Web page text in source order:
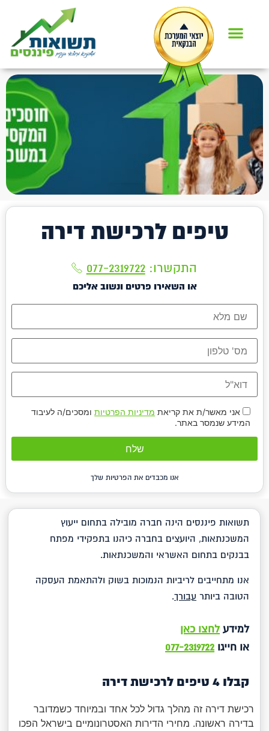
טיפים לרכישת דירה
התקשרו:077-2319722
או השאירו פרטים ונשוב אליכם
אני מאשר/ת את קריאת מדיניות הפרטיותומסכים/ה לעיבוד
המידע שנמסר באתר.
אנו מכבדים את הפרטיות שלך
תשואות פיננסים הינה חברה מובילה בתחום ייעוץ
המשכנתאות, היועצים בחברה כיהנו בתפקידי מפתח
בבנקים בתחום האשראי והמשכנתאות.
אנו מתחייבים לריביות הנמוכות בשוק ולהתאמת העסקה
הטובה ביותר עבורך.
למידע לחצו כאן
או חייגו 077-2319722
קבלו 4 טיפים לרכישת דירה
רכישת דירה זה מהלך גדול לכל אחד ובמיוחד כשמדובר
בדירה ראשונה. מחירי הדירות האסטרונומיים בישראל הפכו